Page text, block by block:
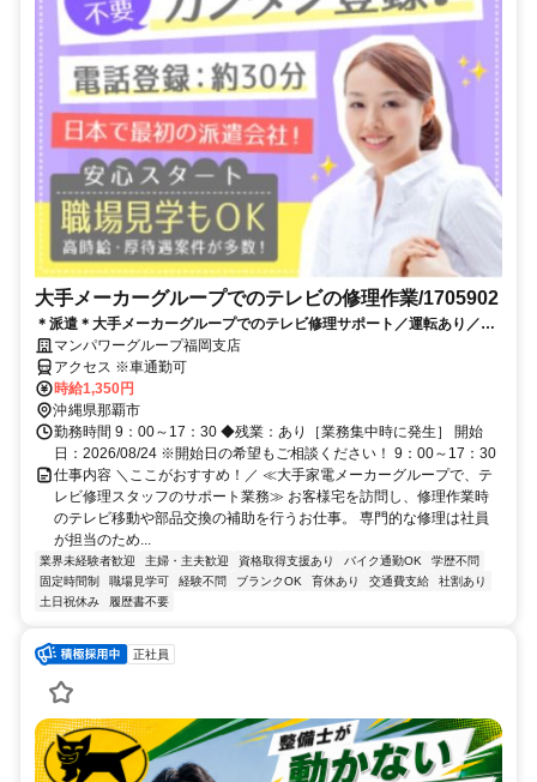
大手メーカーグループでのテレビの修理作業/1705902
＊派遣＊大手メーカーグループでのテレビ修理サポート／運転あり／開
始日：2026/08/24
マンパワーグループ福岡支店
アクセス ※車通勤可
時給1,350円
沖縄県那覇市
勤務時間 9：00～17：30 ◆残業：あり［業務集中時に発生］ 開始
日：2026/08/24 ※開始日の希望もご相談ください！ 9：00～17：30
仕事内容 ＼ここがおすすめ！／ ≪大手家電メーカーグループで、テ
レビ修理スタッフのサポート業務≫ お客様宅を訪問し、修理作業時
のテレビ移動や部品交換の補助を行うお仕事。 専門的な修理は社員
が担当のため...
業界未経験者歓迎 主婦・主夫歓迎 資格取得支援あり バイク通勤OK
学歴不問
固定時間制
職場見学可 経験不問 ブランクOK 育休あり 交通費支給
社割あり
土日祝休み
履歴書不要
正社員